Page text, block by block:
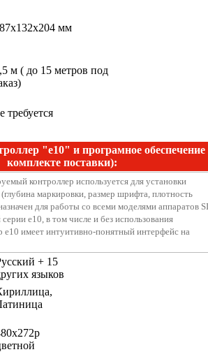
мм
м ( до 15 метров под
требуется
"e10" и програмное
комплекте поставки):
контроллер используется для установки
маркировки, размер шрифта, плотность
для работы со всеми моделями аппаратов
e10, в том числе и без использования
e10 имеет интуитивно-понятный интерфейс на
+ 15
языков